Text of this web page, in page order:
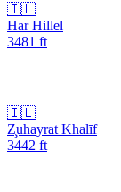
🇮🇱
Har Hillel
3481 ft
🇮🇱
Z̧uhayrat Khalīf
3442 ft